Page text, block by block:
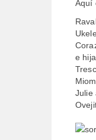
Aquí
e hija
Julie